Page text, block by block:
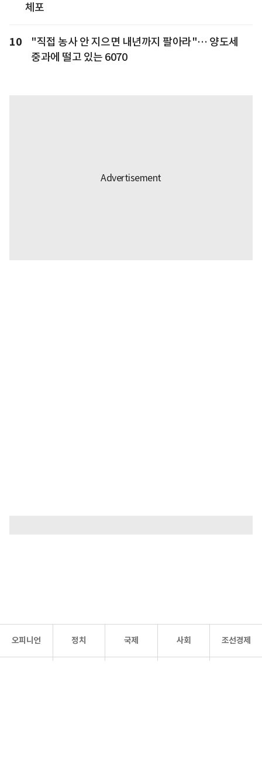
체포
10
"직접 농사 안 지으면 내년까지 팔아라"… 양도세
중과에 떨고 있는 6070
오피니언 정치 국제 사회 조선경제